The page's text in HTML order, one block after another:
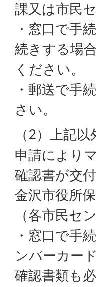
課又は市民
・窓口で手
続きする場
ください。
・郵送で手
さい。
（2）上記
申請により
確認書が交
金沢市役所
（各市民セ
・窓口で手
ンバーカー
確認書類も